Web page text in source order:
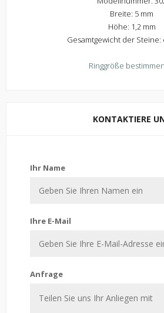
Breite: 5 mm
Höhe: 1,2 mm
Gesamtgewicht der Steine:
Ringgröße
KONTAKTIERE
Ihr Name
Ihre E-Mail
Anfrage